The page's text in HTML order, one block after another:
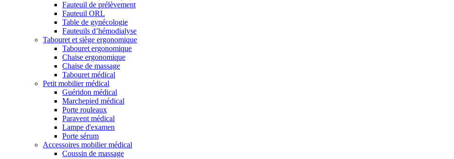
Fauteuil de prélèvement
Fauteuil ORL
Table de gynécologie
Fauteuils d’hémodialyse
Tabouret et siège ergonomique
Tabouret ergonomique
Chaise ergonomique
Chaise de massage
Tabouret médical
Petit mobilier médical
Guéridon médical
Marchepied médical
Porte rouleaux
Paravent médical
Lampe d'examen
Porte sérum
Accessoires mobilier médical
Coussin de massage